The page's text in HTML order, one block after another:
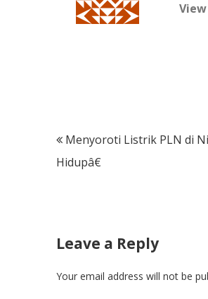
Post
navigation
Menyoroti Listrik PLN di
Hidupâ€
Leave a Reply
Your email address will not be